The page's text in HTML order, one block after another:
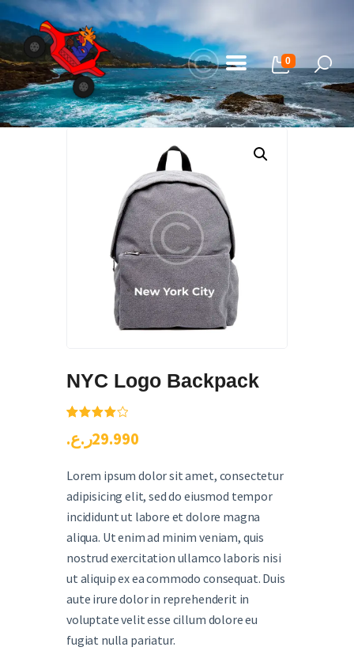
0
Home
Our Adventures
About Us
Gallery
My Bookings
NYC Logo Backpack
4.00 out
of 5
on
custom
er rating
29.990 ر.ع.
Lorem ipsum dolor sit amet, consectetur
adipisicing elit, sed do eiusmod tempor
incididunt ut labore et dolore magna
aliqua. Ut enim ad minim veniam, quis
nostrud exercitation ullamco laboris nisi
ut aliquip ex ea commodo consequat. Duis
aute irure dolor in reprehenderit in
voluptate velit esse cillum dolore eu
fugiat nulla pariatur.